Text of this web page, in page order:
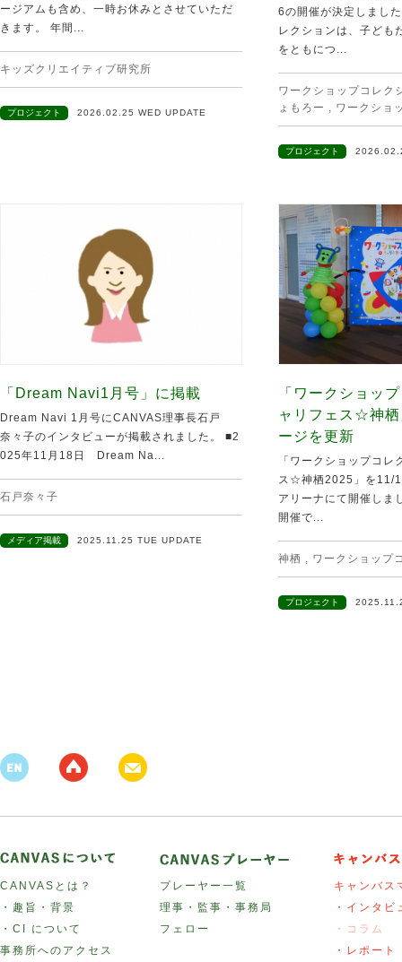
ージアムも含め、一時お休みとさせていただ
きます。 年間...
キッズクリエイティブ研究所
プロジェクト 2026.02.25 WED UPDATE
6の開催が決定しまし
レクションは、子ども
をともにつ...
ワークショップコレク
ょもろー , ワークショ
プロジェクト
「Dream Navi1月号」に掲載
Dream Navi 1月号にCANVAS理事長石戸
奈々子のインタビューが掲載されました。 ■2
025年11月18日 Dream Na...
石戸奈々子
メディア掲載 2025.11.25 TUE UPDATE
「ワークショッ
ャリフェス☆神
ージを更新
「ワークショップコ
ス☆神栖2025」を11/
アリーナにて開催しま
開催で...
神栖 , ワークショップ
プロジェクト
CANVASとは？
・趣旨・背景
・CI について
事務所へのアクセス
プレーヤー一覧
理事・監事・事務局
フェロー
キャンバス
・インタビ
・コラム
・レポート